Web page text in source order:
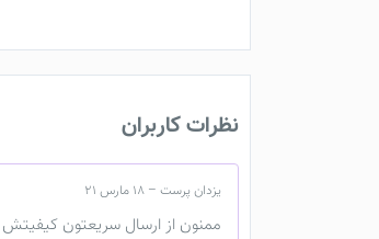
نظرات کاربران
یزدان پرست – 18 مارس 21
ممنون از ارسال سریعتون کیفیتش